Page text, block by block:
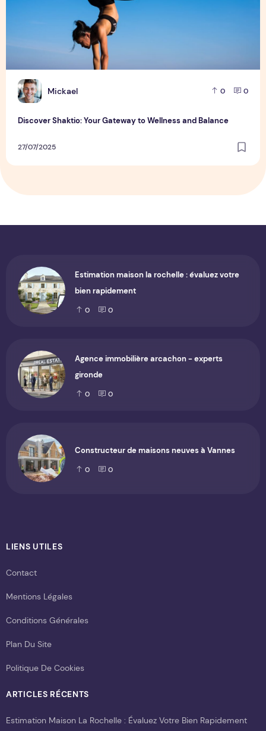
M Mickael 0 0
Discover Shaktio: Your Gateway to Wellness and Balance
27/07/2025
Estimation maison la rochelle : évaluez votre
bien rapidement
0 0
Agence immobilière arcachon - experts
gironde
0 0
Constructeur de maisons neuves à Vannes
0 0
LIENS UTILES
Contact
Mentions Légales
Conditions Générales
Plan Du Site
Politique De Cookies
ARTICLES RÉCENTS
Estimation Maison La Rochelle : Évaluez Votre Bien Rapidement